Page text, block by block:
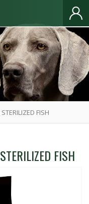
FISH
FISH